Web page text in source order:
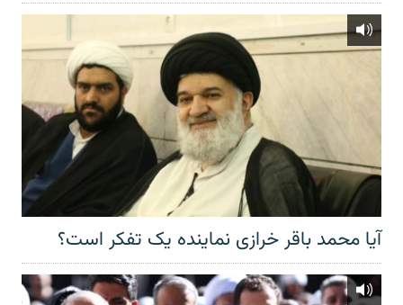
آیا محمد باقر خرازی نماینده یک تفکر است؟